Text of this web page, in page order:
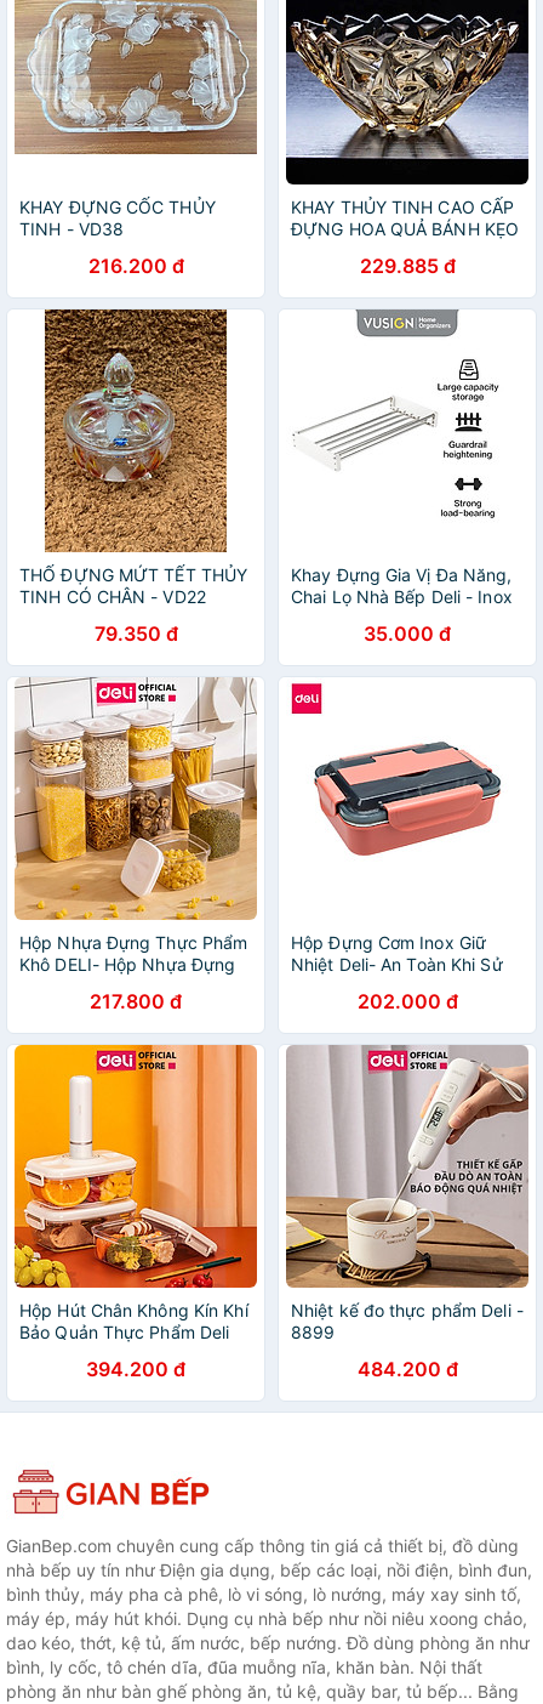
KHAY ĐỰNG CỐC THỦY
TINH - VD38
216.200 đ
KHAY THỦY TINH CAO CẤP
ĐỰNG HOA QUẢ BÁNH KẸO
229.885 đ
THỐ ĐỰNG MỨT TẾT THỦY
TINH CÓ CHÂN - VD22
79.350 đ
Khay Đựng Gia Vị Đa Năng,
Chai Lọ Nhà Bếp Deli - Inox
Ăn Thiết Kế Đơn Giản, Sang
Trọng - VS708
35.000 đ
Hộp Nhựa Đựng Thực Phẩm
Khô DELI- Hộp Nhựa Đựng
Chống Ẩm Mốc Nắp Kín Sắp
Xếp Nhà Bếp Bảo Quản
Thực Phẩm Phân Chia Thực
Phẩm Chống Mùi Tủ Lạnh
217.800 đ
Hộp Đựng Cơm Inox Giữ
Nhiệt Deli- An Toàn Khi Sử
Đa Chức Năng Giá Đỡ Điện
Thoại
202.000 đ
Hộp Hút Chân Không Kín Khí
Bảo Quản Thực Phẩm Deli
Trong Suốt, Không Rò Rỉ, Giữ
Thực Phẩm Luôn Tươi An
Toàn - 14894 14895 14896
394.200 đ
Nhiệt kế đo thực phẩm Deli -
8899
484.200 đ
GianBep.com chuyên cung cấp thông tin giá cả thiết bị, đồ dùng
nhà bếp uy tín như Điện gia dụng, bếp các loại, nồi điện, bình đun,
bình thủy, máy pha cà phê, lò vi sóng, lò nướng, máy xay sinh tố,
máy ép, máy hút khói. Dụng cụ nhà bếp như nồi niêu xoong chảo,
dao kéo, thớt, kệ tủ, ấm nước, bếp nướng. Đồ dùng phòng ăn như
bình, ly cốc, tô chén dĩa, đũa muỗng nĩa, khăn bàn. Nội thất
phòng ăn như bàn ghế phòng ăn, tủ kệ, quầy bar, tủ bếp... Bằng